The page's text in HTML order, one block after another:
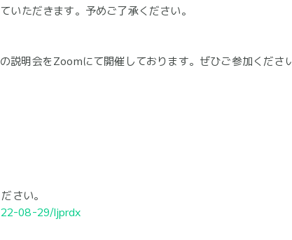
いただきます。予めご了承ください。
説明会をZoomにて開催しております。ぜひご参加くださ
さい。
08-29/ljprdx